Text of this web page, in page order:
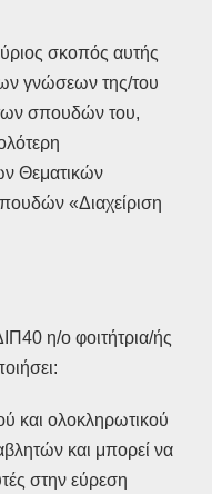
σκοπός αυτής
γνώσεων της/του
σπουδών του,
Θεματικών
«Διαχείριση
η/ο φοιτήτρια/ής
και ολοκληρωτικού
και μπορεί να
στην εύρεση